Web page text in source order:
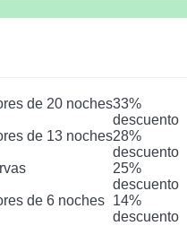
de 20 noches33%
descuento
de 13 noches28%
descuento
25%
descuento
de 6 noches 14%
descuento